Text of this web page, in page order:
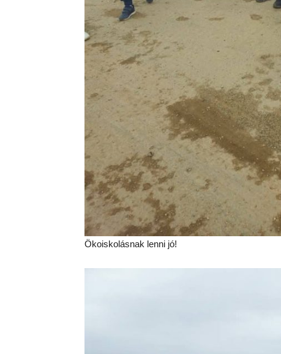
Ökoiskolásnak lenni jó!